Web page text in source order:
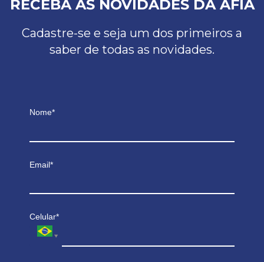
Cadastre-se e seja um dos primeiros a
saber de todas as novidades.
Nome*
Email*
Celular*